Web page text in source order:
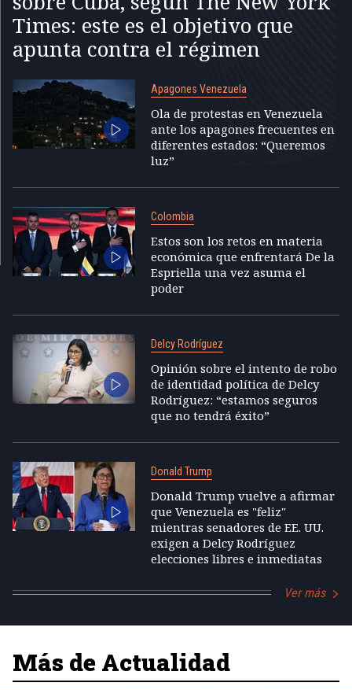
Times: este es el objetivo que
apunta contra el régimen
Apagones Venezuela
Ola de protestas en Venezuela
ante los apagones frecuentes en
diferentes estados: “Queremos
luz”
Colombia
Estos son los retos en materia
económica que enfrentará De la
Espriella una vez asuma el
poder
Delcy Rodríguez
Opinión sobre el intento de robo
de identidad política de Delcy
Rodríguez: “estamos seguros
que no tendrá éxito”
Donald Trump
Donald Trump vuelve a afirmar
que Venezuela es "feliz"
mientras senadores de EE. UU.
exigen a Delcy Rodríguez
elecciones libres e inmediatas
Ver más
Más de Actualidad